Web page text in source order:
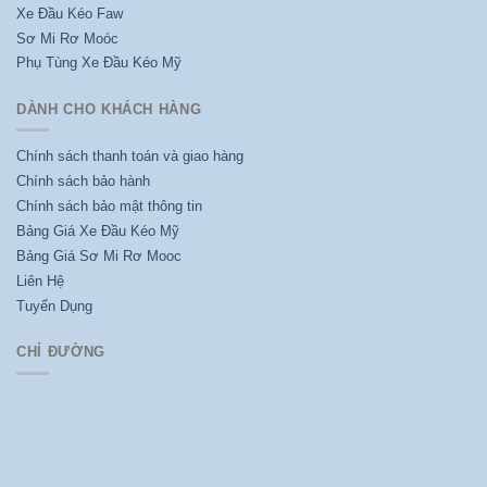
Xe Đầu Kéo Faw
Sơ Mi Rơ Moóc
Phụ Tùng Xe Đầu Kéo Mỹ
DÀNH CHO KHÁCH HÀNG
Chính sách thanh toán và giao hàng
Chính sách bảo hành
Chính sách bảo mật thông tin
Bảng Giá Xe Đầu Kéo Mỹ
Bảng Giá Sơ Mi Rơ Mooc
Liên Hệ
Tuyển Dụng
CHỈ ĐƯỜNG